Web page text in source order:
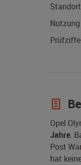
Standort
Nutzung
Opel
Jahre.
Post
hat